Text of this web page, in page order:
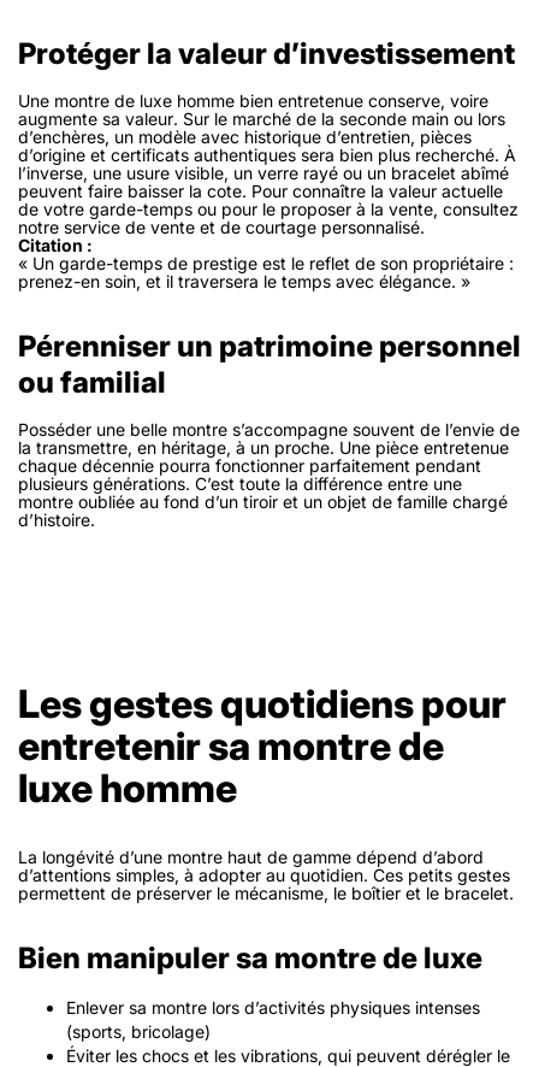
Protéger la valeur d’investissement
Une montre de luxe homme bien entretenue conserve, voire
augmente sa valeur. Sur le marché de la seconde main ou lors
d’enchères, un modèle avec historique d’entretien, pièces
d’origine et certificats authentiques sera bien plus recherché. À
l’inverse, une usure visible, un verre rayé ou un bracelet abîmé
peuvent faire baisser la cote. Pour connaître la valeur actuelle
de votre garde-temps ou pour le proposer à la vente, consultez
notre service de vente et de courtage personnalisé.
Citation :
« Un garde-temps de prestige est le reflet de son propriétaire :
prenez-en soin, et il traversera le temps avec élégance. »
Pérenniser un patrimoine personnel
ou familial
Posséder une belle montre s’accompagne souvent de l’envie de
la transmettre, en héritage, à un proche. Une pièce entretenue
chaque décennie pourra fonctionner parfaitement pendant
plusieurs générations. C’est toute la différence entre une
montre oubliée au fond d’un tiroir et un objet de famille chargé
d’histoire.
Les gestes quotidiens pour
entretenir sa montre de
luxe homme
La longévité d’une montre haut de gamme dépend d’abord
d’attentions simples, à adopter au quotidien. Ces petits gestes
permettent de préserver le mécanisme, le boîtier et le bracelet.
Bien manipuler sa montre de luxe
Enlever sa montre lors d’activités physiques intenses
(sports, bricolage)
Éviter les chocs et les vibrations, qui peuvent dérégler le